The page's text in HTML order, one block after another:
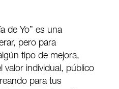
de Yo” es una
pero para
tipo de mejora,
valor individual, público
para tus